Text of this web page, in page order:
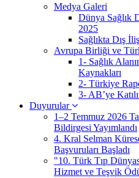
Medya Galeri
Dünya Sağlık
2025
Sağlıkta Dış
Avrupa Birliği ve
1- Sağlık
Kaynakları
2- Türkiye
3- AB’ye
Duyurular
1–2 Temmuz 2026
Bildirgesi Yayımlandı
4. Kral Selman
Başvuruları Başladı
"10. Türk Tıp
Hizmet ve Teşvik